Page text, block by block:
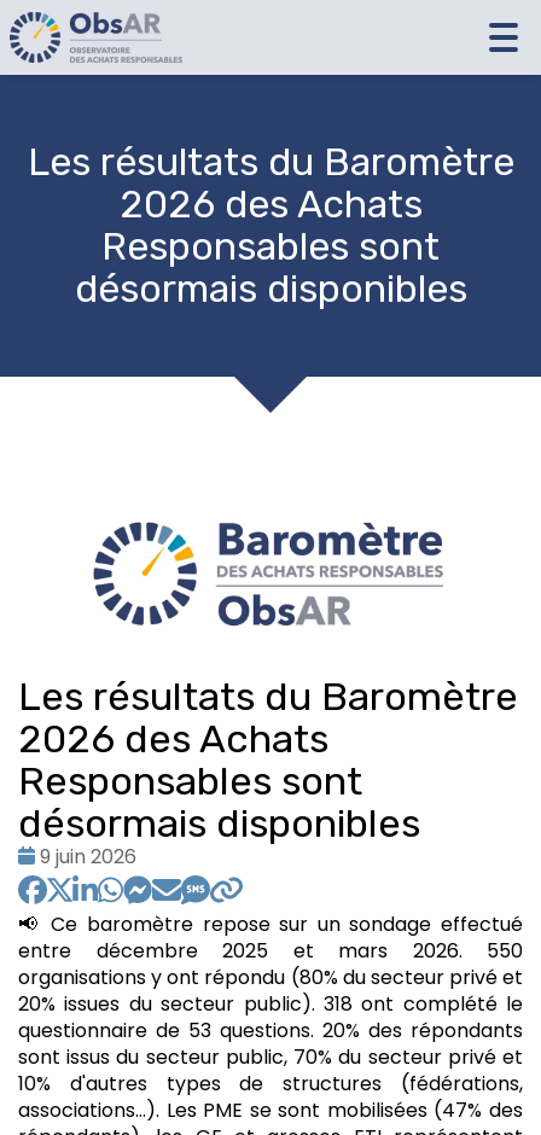
Les résultats du Baromètre
2026 des Achats
Responsables sont
désormais disponibles
Les résultats du Baromètre
2026 des Achats
Responsables sont
désormais disponibles
Date
:
9 juin 2026
📢 Ce baromètre repose sur un sondage effectué
entre décembre 2025 et mars 2026. 550
organisations y ont répondu (80% du secteur privé et
20% issues du secteur public). 318 ont complété le
questionnaire de 53 questions. 20% des répondants
sont issus du secteur public, 70% du secteur privé et
10% d'autres types de structures (fédérations,
associations…). Les PME se sont mobilisées (47% des